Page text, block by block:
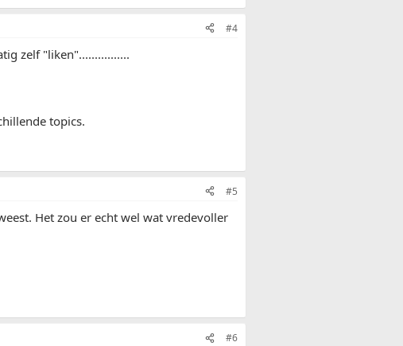
#4
zelf "liken"................
topics.
#5
Het zou er echt wel wat vredevoller
#6